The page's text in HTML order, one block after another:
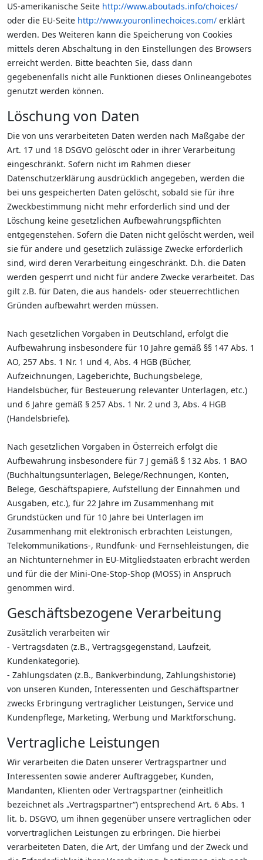
US-amerikanische Seite http://www.aboutads.info/choices/
oder die EU-Seite http://www.youronlinechoices.com/ erklärt
werden. Des Weiteren kann die Speicherung von Cookies
mittels deren Abschaltung in den Einstellungen des Browsers
erreicht werden. Bitte beachten Sie, dass dann
gegebenenfalls nicht alle Funktionen dieses Onlineangebotes
genutzt werden können.
Löschung von Daten
Die von uns verarbeiteten Daten werden nach Maßgabe der
Art. 17 und 18 DSGVO gelöscht oder in ihrer Verarbeitung
eingeschränkt. Sofern nicht im Rahmen dieser
Datenschutzerklärung ausdrücklich angegeben, werden die
bei uns gespeicherten Daten gelöscht, sobald sie für ihre
Zweckbestimmung nicht mehr erforderlich sind und der
Löschung keine gesetzlichen Aufbewahrungspflichten
entgegenstehen. Sofern die Daten nicht gelöscht werden, weil
sie für andere und gesetzlich zulässige Zwecke erforderlich
sind, wird deren Verarbeitung eingeschränkt. D.h. die Daten
werden gesperrt und nicht für andere Zwecke verarbeitet. Das
gilt z.B. für Daten, die aus handels- oder steuerrechtlichen
Gründen aufbewahrt werden müssen.
Nach gesetzlichen Vorgaben in Deutschland, erfolgt die
Aufbewahrung insbesondere für 10 Jahre gemäß §§ 147 Abs. 1
AO, 257 Abs. 1 Nr. 1 und 4, Abs. 4 HGB (Bücher,
Aufzeichnungen, Lageberichte, Buchungsbelege,
Handelsbücher, für Besteuerung relevanter Unterlagen, etc.)
und 6 Jahre gemäß § 257 Abs. 1 Nr. 2 und 3, Abs. 4 HGB
(Handelsbriefe).
Nach gesetzlichen Vorgaben in Österreich erfolgt die
Aufbewahrung insbesondere für 7 J gemäß § 132 Abs. 1 BAO
(Buchhaltungsunterlagen, Belege/Rechnungen, Konten,
Belege, Geschäftspapiere, Aufstellung der Einnahmen und
Ausgaben, etc.), für 22 Jahre im Zusammenhang mit
Grundstücken und für 10 Jahre bei Unterlagen im
Zusammenhang mit elektronisch erbrachten Leistungen,
Telekommunikations-, Rundfunk- und Fernsehleistungen, die
an Nichtunternehmer in EU-Mitgliedstaaten erbracht werden
und für die der Mini-One-Stop-Shop (MOSS) in Anspruch
genommen wird.
Geschäftsbezogene Verarbeitung
Zusätzlich verarbeiten wir
- Vertragsdaten (z.B., Vertragsgegenstand, Laufzeit,
Kundenkategorie).
- Zahlungsdaten (z.B., Bankverbindung, Zahlungshistorie)
von unseren Kunden, Interessenten und Geschäftspartner
zwecks Erbringung vertraglicher Leistungen, Service und
Kundenpflege, Marketing, Werbung und Marktforschung.
Vertragliche Leistungen
Wir verarbeiten die Daten unserer Vertragspartner und
Interessenten sowie anderer Auftraggeber, Kunden,
Mandanten, Klienten oder Vertragspartner (einheitlich
bezeichnet als „Vertragspartner“) entsprechend Art. 6 Abs. 1
lit. b. DSGVO, um ihnen gegenüber unsere vertraglichen oder
vorvertraglichen Leistungen zu erbringen. Die hierbei
verarbeiteten Daten, die Art, der Umfang und der Zweck und